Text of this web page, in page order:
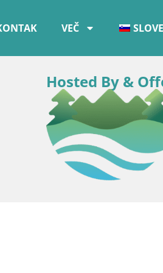
VEČ
Hosted By &